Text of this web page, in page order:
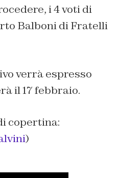
i 4 voti di
Balboni di Fratelli
verrà espresso
il 17 febbraio.
copertina:
)